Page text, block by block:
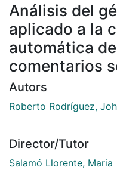
Análisis del
aplicado a la
automática
comentarios
Autors
Roberto Rodríguez,
Director/Tutor
Salamó Llorente, Maria